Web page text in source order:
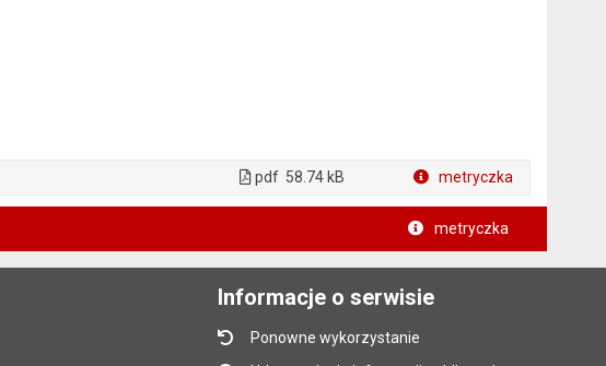
pdf 58.74 kB metryczka
metryczka
Informacje o serwisie
Ponowne wykorzystanie